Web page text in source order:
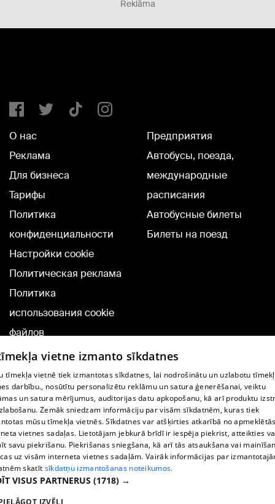
Reklāma
О нас
Реклама
Для бизнеса
Тарифы
Политика
конфиденциальности
Настройки cookie
Политическая реклама
Политика
использования cookie
файлов
Добавление
комментариев
Предприятия
Автобусы, поезда,
международные
расписания
Автобусные билеты
Билеты на поезд
TВ-программа
Условия договора
360 Ziņu kontakti
Helio Media
Служба помощи портала: э-почта -
vietne izmanto sīkdatnes
tīmekļa vietnē tiek izmantotas sīkdatnes, lai nodrošinātu un uzlabotu
darbību., nosūtītu personalizētu reklāmu un satura ģenerēšanai, veiktu
un satura mērījumus, auditorijas datu apkopošanu, kā arī produktu
Zemāk sniedzam informāciju par visām sīkdatnēm, kuras tiek
mūsu tīmekļa vietnēs. Sīkdatnes var atšķirties atkarībā no
vietnes sadaļas. Lietotājam jebkurā brīdī ir iespēja piekrist, atteikties
savu piekrišanu. Piekrišanas sniegšana, kā arī tās atsaukšana vai
uz visām interneta vietnes sadaļām. Vairāk informācijas par
skatīt sīkdatņu izmantošanas noteikumos.
VISUS PARTNERUS (1718) →
IZVĒLI